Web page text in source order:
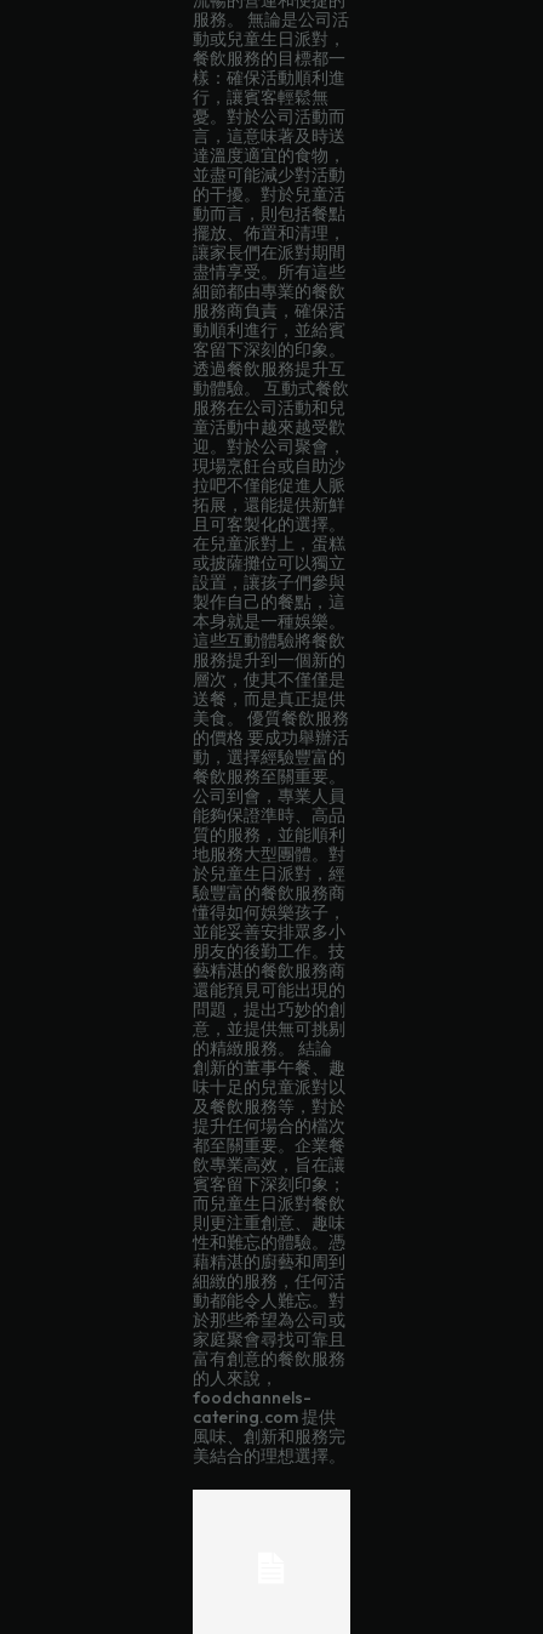
服務。 無論是公司活
動或兒童生日派對，
餐飲服務的目標都一
樣：確保活動順利進
行，讓賓客輕鬆無
憂。對於公司活動而
言，這意味著及時送
達溫度適宜的食物，
並盡可能減少對活動
的干擾。對於兒童活
動而言，則包括餐點
擺放、佈置和清理，
讓家長們在派對期間
盡情享受。所有這些
細節都由專業的餐飲
服務商負責，確保活
動順利進行，並給賓
客留下深刻的印象。
透過餐飲服務提升互
動體驗。 互動式餐飲
服務在公司活動和兒
童活動中越來越受歡
迎。對於公司聚會，
現場烹飪台或自助沙
拉吧不僅能促進人脈
拓展，還能提供新鮮
且可客製化的選擇。
在兒童派對上，蛋糕
或披薩攤位可以獨立
設置，讓孩子們參與
製作自己的餐點，這
本身就是一種娛樂。
這些互動體驗將餐飲
服務提升到一個新的
層次，使其不僅僅是
送餐，而是真正提供
美食。 優質餐飲服務
的價格 要成功舉辦活
動，選擇經驗豐富的
餐飲服務至關重要。
公司到會，專業人員
能夠保證準時、高品
質的服務，並能順利
地服務大型團體。對
於兒童生日派對，經
驗豐富的餐飲服務商
懂得如何娛樂孩子，
並能妥善安排眾多小
朋友的後勤工作。技
藝精湛的餐飲服務商
還能預見可能出現的
問題，提出巧妙的創
意，並提供無可挑剔
的精緻服務。 結論
創新的董事午餐、趣
味十足的兒童派對以
及餐飲服務等，對於
提升任何場合的檔次
都至關重要。企業餐
飲專業高效，旨在讓
賓客留下深刻印象；
而兒童生日派對餐飲
則更注重創意、趣味
性和難忘的體驗。憑
藉精湛的廚藝和周到
細緻的服務，任何活
動都能令人難忘。對
於那些希望為公司或
家庭聚會尋找可靠且
富有創意的餐飲服務
的人來說，
foodchannels-
catering.com 提供
風味、創新和服務完
美結合的理想選擇。